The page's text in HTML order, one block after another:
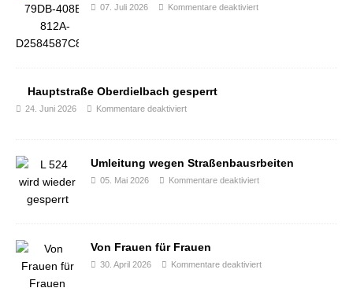
07. Juli 2026 Kommentare deaktiviert
Hauptstraße Oberdielbach gesperrt
24. Juni 2026 Kommentare deaktiviert
Umleitung wegen Straßenbausrbeiten
05. Mai 2026 Kommentare deaktiviert
Von Frauen für Frauen
30. April 2026 Kommentare deaktiviert